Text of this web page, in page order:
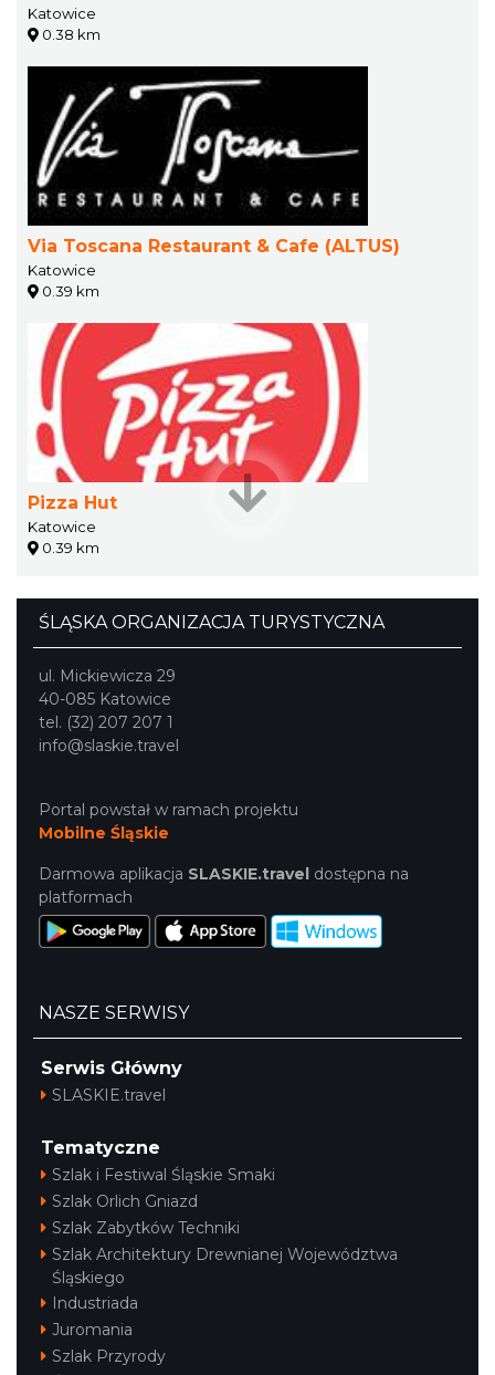
Katowice
0.38 km
Via Toscana Restaurant & Cafe (ALTUS)
Katowice
0.39 km
Pizza Hut
Katowice
0.39 km
ŚLĄSKA ORGANIZACJA TURYSTYCZNA
ul. Mickiewicza 29
40-085 Katowice
tel. (32) 207 207 1
info@slaskie.travel
Portal powstał w ramach projektu
Mobilne Śląskie
Darmowa aplikacja SLASKIE.travel dostępna na
platformach
NASZE SERWISY
Serwis Główny
SLASKIE.travel
Tematyczne
Szlak i Festiwal Śląskie Smaki
Szlak Orlich Gniazd
Szlak Zabytków Techniki
Szlak Architektury Drewnianej Województwa
Śląskiego
Industriada
Juromania
Szlak Przyrody